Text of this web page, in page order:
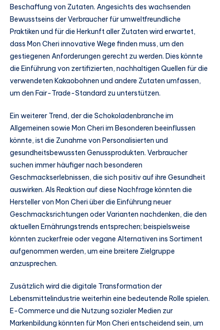
Beschaffung von Zutaten. Angesichts des wachsenden
Bewusstseins der Verbraucher für umweltfreundliche
Praktiken und für die Herkunft aller Zutaten wird erwartet,
dass Mon Cheri innovative Wege finden muss, um den
gestiegenen Anforderungen gerecht zu werden. Dies könnte
die Einführung von zertifizierten, nachhaltigen Quellen für die
verwendeten Kakaobohnen und andere Zutaten umfassen,
um den Fair-Trade-Standard zu unterstützen.
Ein weiterer Trend, der die Schokoladenbranche im
Allgemeinen sowie Mon Cheri im Besonderen beeinflussen
könnte, ist die Zunahme von Personalisierten und
gesundheitsbewussten Genussprodukten. Verbraucher
suchen immer häufiger nach besonderen
Geschmackserlebnissen, die sich positiv auf ihre Gesundheit
auswirken. Als Reaktion auf diese Nachfrage könnten die
Hersteller von Mon Cheri über die Einführung neuer
Geschmacksrichtungen oder Varianten nachdenken, die den
aktuellen Ernährungstrends entsprechen; beispielsweise
könnten zuckerfreie oder vegane Alternativen ins Sortiment
aufgenommen werden, um eine breitere Zielgruppe
anzusprechen.
Zusätzlich wird die digitale Transformation der
Lebensmittelindustrie weiterhin eine bedeutende Rolle spielen.
E-Commerce und die Nutzung sozialer Medien zur
Markenbildung könnten für Mon Cheri entscheidend sein, um